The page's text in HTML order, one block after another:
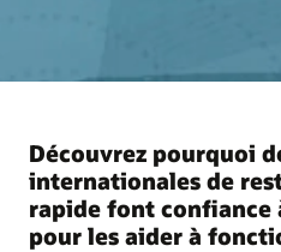
Découvrez pourquoi
internationales de
rapide font confiance
pour les aider à